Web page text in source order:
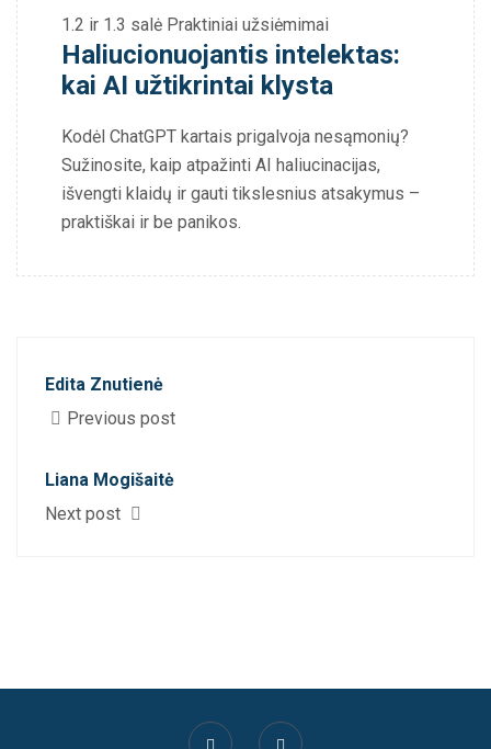
1.2 ir 1.3 salė Praktiniai užsiėmimai
Haliucionuojantis intelektas:
kai AI užtikrintai klysta
Kodėl ChatGPT kartais prigalvoja nesąmonių?
Sužinosite, kaip atpažinti AI haliucinacijas,
išvengti klaidų ir gauti tikslesnius atsakymus –
praktiškai ir be panikos.
Edita Znutienė
Previous post
Liana Mogišaitė
Next post